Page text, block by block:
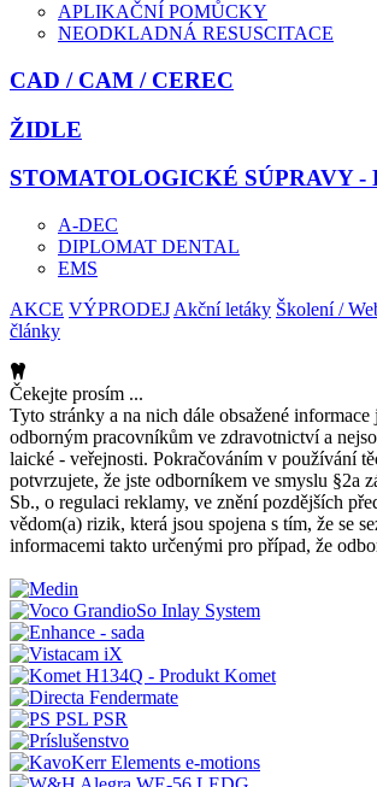
APLIKAČNÍ POMŮCKY
NEODKLADNÁ RESUSCITACE
CAD / CAM / CEREC
ŽIDLE
STOMATOLOGICKÉ SÚPRAVY -
A-DEC
DIPLOMAT DENTAL
EMS
AKCE VÝPRODEJ Akční letáky Školení /
články
Čekejte prosím ...
Tyto stránky a na nich dále obsažené informace
odborným pracovníkům ve zdravotnictví a
laické - veřejnosti. Pokračováním v používání
potvrzujete, že jste odborníkem ve smyslu §2a
Sb., o regulaci reklamy, ve znění pozdějších
vědom(a) rizik, která jsou spojena s tím, že se
informacemi takto určenými pro případ, že